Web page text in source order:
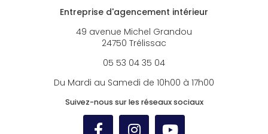
Entreprise d'agencement intérieur
49 avenue Michel Grandou
24750 Trélissac
05 53 04 35 04
Du Mardi au Samedi de 10h00 à 17h00
Suivez-nous sur les réseaux sociaux